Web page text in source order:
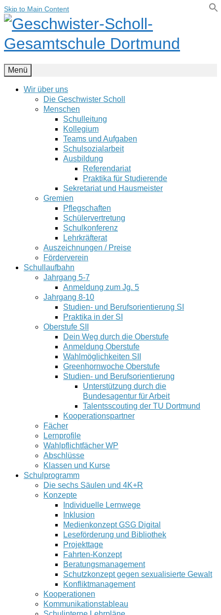
Skip to Main Content
Menü
Wir über uns
Die Geschwister Scholl
Menschen
Schulleitung
Kollegium
Teams und Aufgaben
Schulsozialarbeit
Ausbildung
Referendariat
Praktika für Studierende
Sekretariat und Hausmeister
Gremien
Pflegschaften
Schülervertretung
Schulkonferenz
Lehrkräfterat
Auszeichnungen / Preise
Förderverein
Schullaufbahn
Jahrgang 5-7
Anmeldung zum Jg. 5
Jahrgang 8-10
Studien- und Berufsorientierung SI
Praktika in der SI
Oberstufe SII
Dein Weg durch die Oberstufe
Anmeldung Oberstufe
Wahlmöglichkeiten SII
Greenhornwoche Oberstufe
Studien- und Berufsorientierung
Unterstützung durch die
Bundesagentur für Arbeit
Talentsscouting der TU Dortmund
Kooperationspartner
Fächer
Lernprofile
Wahlpflichtfächer WP
Abschlüsse
Klassen und Kurse
Schulprogramm
Die sechs Säulen und 4K+R
Konzepte
Individuelle Lernwege
Inklusion
Medienkonzept GSG Digital
Leseförderung und Bibliothek
Projekttage
Fahrten-Konzept
Beratungsmanagement
Schutzkonzept gegen sexualisierte Gewalt
Konfliktmanagement
Kooperationen
Kommunikationstableau